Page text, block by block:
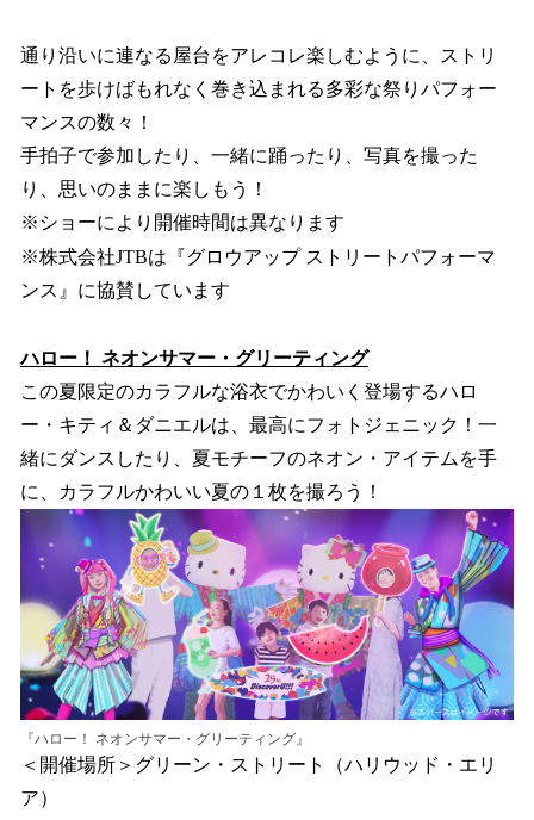
通り沿いに連なる屋台をアレコレ楽しむように、ストリ
ートを歩けばもれなく巻き込まれる多彩な祭りパフォー
マンスの数々！
手拍子で参加したり、一緒に踊ったり、写真を撮った
り、思いのままに楽しもう！
※ショーにより開催時間は異なります
※株式会社JTBは『グロウアップ ストリートパフォーマ
ンス』に協賛しています
ハロー！ ネオンサマー・グリーティング
この夏限定のカラフルな浴衣でかわいく登場するハロ
ー・キティ＆ダニエルは、最高にフォトジェニック！一
緒にダンスしたり、夏モチーフのネオン・アイテムを手
に、カラフルかわいい夏の１枚を撮ろう！
『ハロー！ ネオンサマー・グリーティング』
＜開催場所＞グリーン・ストリート（ハリウッド・エリ
ア）